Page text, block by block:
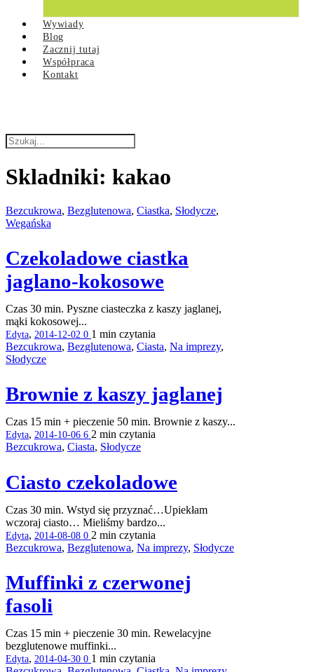
Wywiady
Blog
Zacznij tutaj
Współpraca
Kontakt
Skladniki: kakao
Bezcukrowa, Bezglutenowa, Ciastka, Słodycze,
Wegańska
Czekoladowe ciastka
jaglano-kokosowe
Czas 30 min. Pyszne ciasteczka z kaszy jaglanej,
mąki kokosowej...
Edyta, 2014-12-02 0 1 min czytania
Bezcukrowa, Bezglutenowa, Ciasta, Na imprezy,
Słodycze
Brownie z kaszy jaglanej
Czas 15 min + pieczenie 50 min. Brownie z kaszy...
Edyta, 2014-10-06 6 2 min czytania
Bezcukrowa, Ciasta, Słodycze
Ciasto czekoladowe
Czas 30 min. Wstyd się przyznać…Upiekłam
wczoraj ciasto… Mieliśmy bardzo...
Edyta, 2014-08-08 0 2 min czytania
Bezcukrowa, Bezglutenowa, Na imprezy, Słodycze
Muffinki z czerwonej
fasoli
Czas 15 min + pieczenie 30 min. Rewelacyjne
bezglutenowe muffinki...
Edyta, 2014-04-30 0 1 min czytania